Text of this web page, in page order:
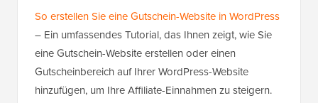
So erstellen Sie eine Gutschein-Website in WordPress
– Ein umfassendes Tutorial, das Ihnen zeigt, wie Sie
eine Gutschein-Website erstellen oder einen
Gutscheinbereich auf Ihrer WordPress-Website
hinzufügen, um Ihre Affiliate-Einnahmen zu steigern.